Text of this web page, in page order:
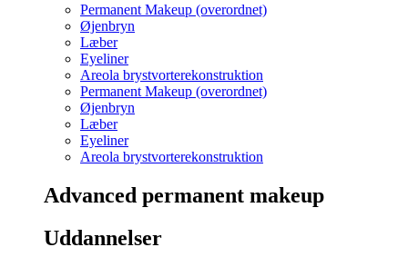
Permanent Makeup (overordnet)
Øjenbryn
Læber
Eyeliner
Areola brystvorterekonstruktion
Permanent Makeup (overordnet)
Øjenbryn
Læber
Eyeliner
Areola brystvorterekonstruktion
Advanced permanent makeup
Uddannelser